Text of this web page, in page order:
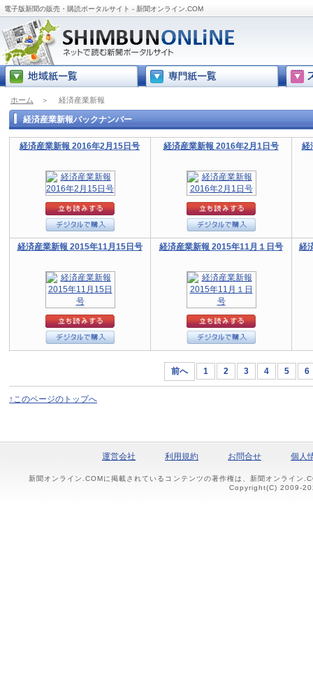
電子版新聞の販売・購読ポータルサイト - 新聞オンライン.COM
ホーム ＞ 経済産業新報
経済産業新報バックナンバー
経済産業新報 2016年2月15日号 経済産業新報 2016年2月1日号 経
経済産業新報 2015年11月15日号 経済産業新報 2015年11月１日号 経
前へ 1 2 3 4 5 6
↑このページのトップへ
運営会社 利用規約 お問合せ 個人
新聞オンライン.COMに掲載されているコンテンツの著作権は、新聞オンライン
Copyright(C) 2009-